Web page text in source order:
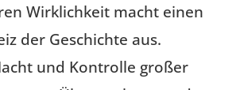
Wirklichkeit macht einen
der Geschichte aus.
und Kontrolle großer